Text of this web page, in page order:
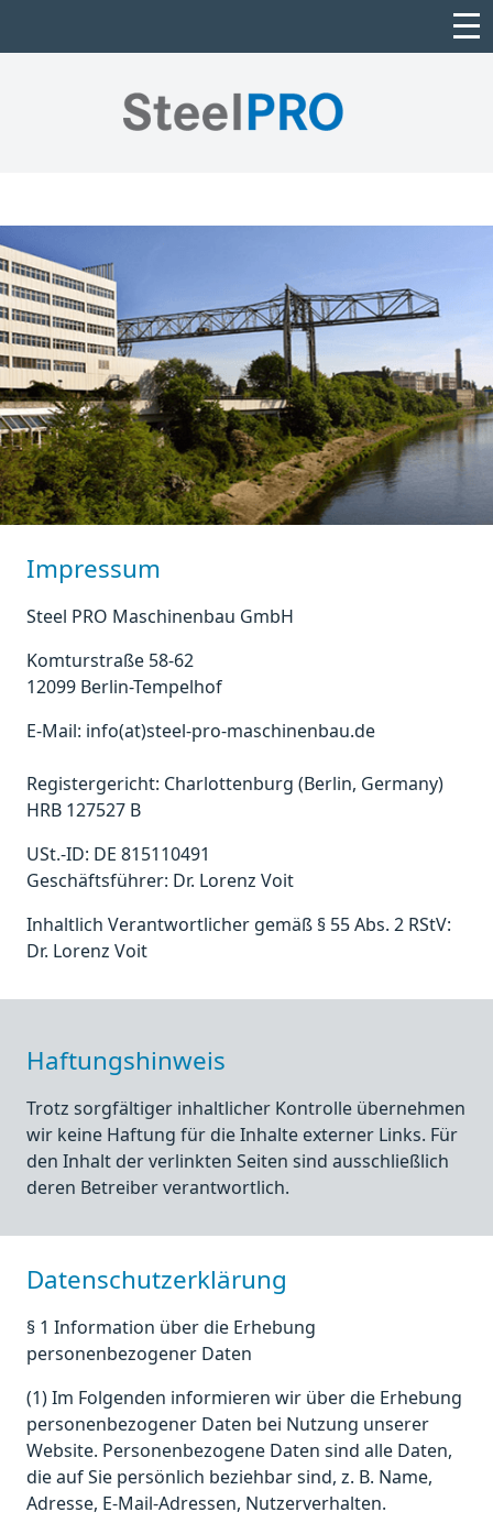
Impressum
Steel PRO Maschinenbau GmbH
Komturstraße 58-62
12099 Berlin-Tempelhof
E-Mail: info(at)steel-pro-maschinenbau.de
Registergericht: Charlottenburg (Berlin, Germany)
HRB 127527 B
USt.-ID: DE 815110491
Geschäftsführer: Dr. Lorenz Voit
Inhaltlich Verantwortlicher gemäß § 55 Abs. 2 RStV:
Dr. Lorenz Voit
Haftungshinweis
Trotz sorgfältiger inhaltlicher Kontrolle übernehmen
wir keine Haftung für die Inhalte externer Links. Für
den Inhalt der verlinkten Seiten sind ausschließlich
deren Betreiber verantwortlich.
Datenschutzerklärung
§ 1 Information über die Erhebung
personenbezogener Daten
(1) Im Folgenden informieren wir über die Erhebung
personenbezogener Daten bei Nutzung unserer
Website. Personenbezogene Daten sind alle Daten,
die auf Sie persönlich beziehbar sind, z. B. Name,
Adresse, E-Mail-Adressen, Nutzerverhalten.